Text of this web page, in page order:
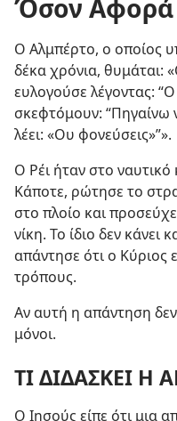
Όσον Αφορά
Ο Αλμπέρτο, ο οποίος
δέκα χρόνια, θυμάται:
ευλογούσε λέγοντας:
σκεφτόμουν:
λέει: «Ου φονεύσεις»”».
Ο Ρέι ήταν στο
Κάποτε, ρώτησε το
στο πλοίο και
νίκη. Το ίδιο δεν κάνει
απάντησε ότι ο Κύριος
τρόπους.
Αν αυτή η απάντηση δεν
μόνοι.
ΤΙ ΔΙΔΑΣΚΕΙ Η
Ο Ιησούς είπε ότι μια